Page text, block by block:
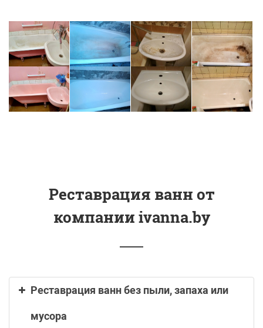
Реставрация ванн от
компании ivanna.by
Реставрация ванн без пыли, запаха или
мусора